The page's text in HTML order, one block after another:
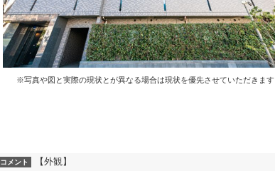
※写真や図と実際の現状とが異なる場合は現状を優先させていただきます
コメント 【外観】